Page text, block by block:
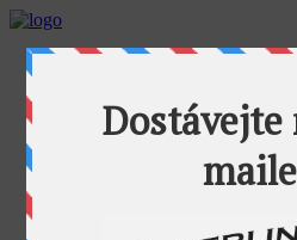
AKTUALITY
GALERIE U FOŤÁKA